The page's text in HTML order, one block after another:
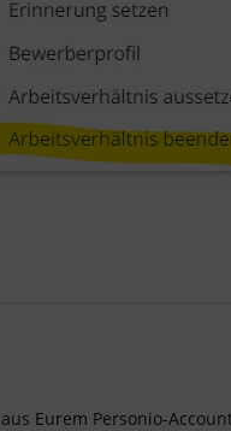
Eurem Personio-